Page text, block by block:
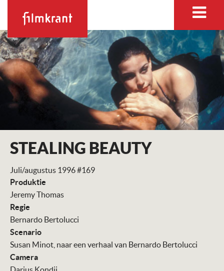
STEALING BEAUTY
Juli/augustus 1996 #169
Produktie
Jeremy Thomas
Regie
Bernardo Bertolucci
Scenario
Susan Minot, naar een verhaal van Bernardo Bertolucci
Camera